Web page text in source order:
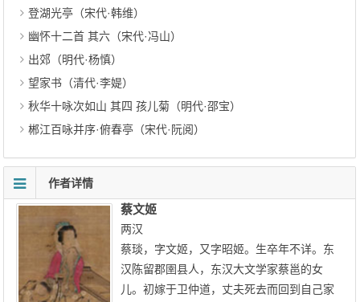
登湖光亭（宋代·韩维）
幽怀十二首 其六（宋代·冯山）
出郊（明代·杨慎）
望家书（清代·李媞）
秋华十咏次如山 其四 孩儿菊（明代·邵宝）
郴江百咏并序·俯春亭（宋代·阮阅）
作者详情
蔡文姬
两汉
蔡琰，字文姬，又字昭姬。生卒年不详。东
汉陈留郡圉县人，东汉大文学家蔡邕的女
儿。初嫁于卫仲道，丈夫死去而回到自己家